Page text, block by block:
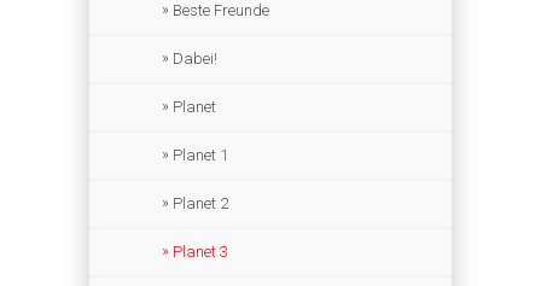
Beste Freunde
Dabei!
Planet
Planet 1
Planet 2
Planet 3